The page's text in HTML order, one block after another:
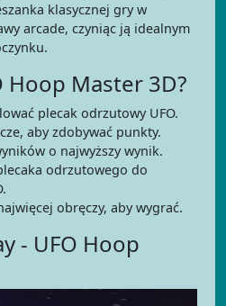
klasycznej gry w
arcade, czyniąc ją idealnym
Hoop Master 3D?
plecak odrzutowy UFO.
aby zdobywać punkty.
o najwyższy wynik.
odrzutowego do
obręczy, aby wygrać.
- UFO Hoop